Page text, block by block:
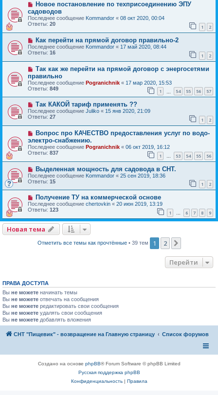
Новое постановление по техприсоединению ЭПУ
садоводов
Последнее сообщение Kommandor « 08 окт 2020, 00:04
Ответы: 20 1 2
Как перейти на прямой договор правильно-2
Последнее сообщение Kommandor « 17 май 2020, 08:44
Ответы: 16 1 2
Так как же перейти на прямой договор с энергосетями
правильно
Последнее сообщение Pogranichnik « 17 мар 2020, 15:53
Ответы: 849 1 54 55 56 57
Так КАКОЙ тариф применять ??
Последнее сообщение Juliko « 15 янв 2020, 21:09
Ответы: 27 1 2
Вопрос про КАЧЕСТВО предоставления услуг по водо-
электро-снабжению.
Последнее сообщение Pogranichnik « 06 окт 2019, 16:12
Ответы: 837 1 53 54 55 56
Выделенная мощность для садовода в СНТ.
Последнее сообщение Kommandor « 25 сен 2019, 18:36
Ответы: 15 1 2
Получение ТУ на коммерческой основе
Последнее сообщение chertovkin « 20 июн 2019, 13:19
Ответы: 123 1 … 6 7 8 9
Новая тема
Отметить все темы как прочтённые• 39 тем 1 2
Перейти
ПРАВА ДОСТУПА
Вы не можете начинать темы
Вы не можете отвечать на сообщения
Вы не можете редактировать свои сообщения
Вы не можете удалять свои сообщения
Вы не можете добавлять вложения
СНТ "Пищевик" - возвращение на Главную страницу Список форумов
Создано на основе phpBB® Forum Software © phpBB Limited
Русская поддержка phpBB
Конфиденциальность| Правила